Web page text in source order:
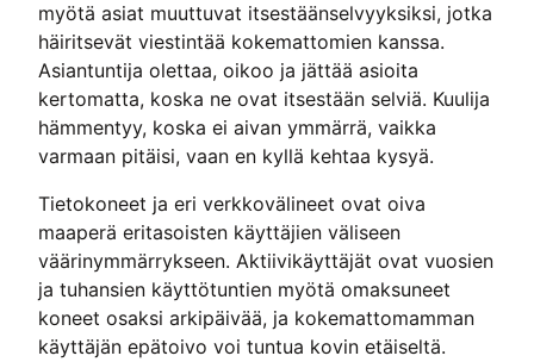
myötä asiat muuttuvat itsestäänselvyyksiksi, jotka
häiritsevät viestintää kokemattomien kanssa.
Asiantuntija olettaa, oikoo ja jättää asioita
kertomatta, koska ne ovat itsestään selviä. Kuulija
hämmentyy, koska ei aivan ymmärrä, vaikka
varmaan pitäisi, vaan en kyllä kehtaa kysyä.
Tietokoneet ja eri verkkovälineet ovat oiva
maaperä eritasoisten käyttäjien väliseen
väärinymmärrykseen. Aktiivikäyttäjät ovat vuosien
ja tuhansien käyttötuntien myötä omaksuneet
koneet osaksi arkipäivää, ja kokemattomamman
käyttäjän epätoivo voi tuntua kovin etäiseltä.